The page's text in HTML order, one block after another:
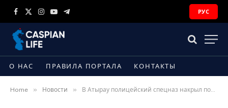
Facebook
X
Instagram
YouTubeTelegram
РУС
О НАС ПРАВИЛА ПОРТАЛА КОНТАКТЫ
Home » Новости » В Атырау полицейский спецназ накрыл подпольную лабораторию (видео)